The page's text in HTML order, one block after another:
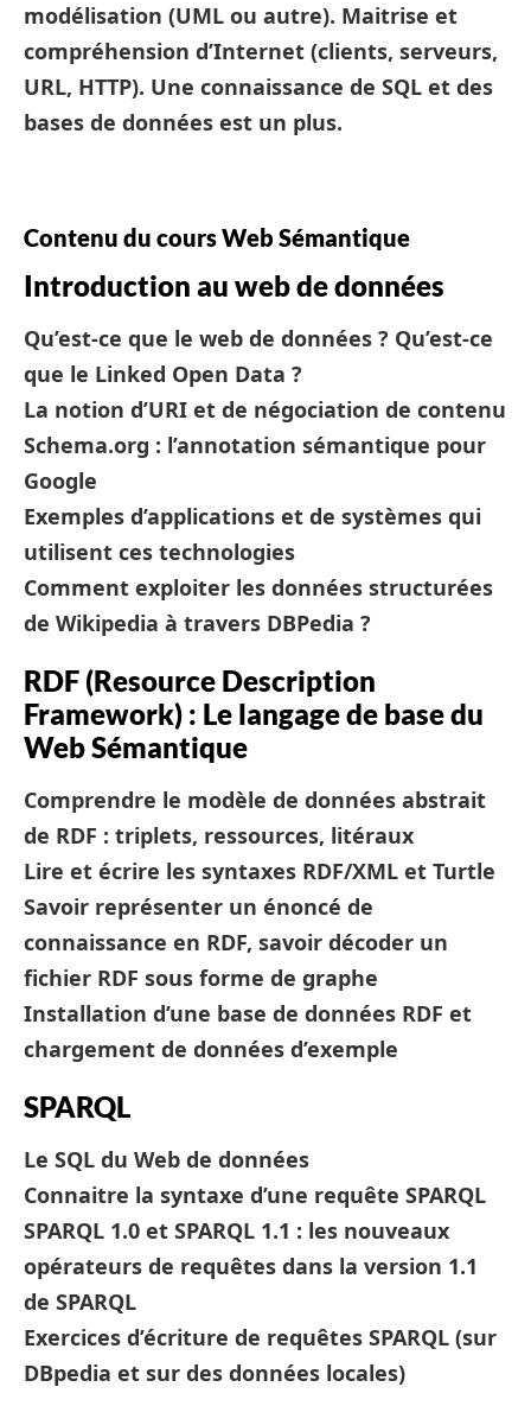
modélisation (UML ou autre). Maitrise et
compréhension d’Internet (clients, serveurs,
URL, HTTP). Une connaissance de SQL et des
bases de données est un plus.
Contenu du cours Web Sémantique
Introduction au web de données
Qu’est-ce que le web de données ? Qu’est-ce
que le Linked Open Data ?
La notion d’URI et de négociation de contenu
Schema.org : l’annotation sémantique pour
Google
Exemples d’applications et de systèmes qui
utilisent ces technologies
Comment exploiter les données structurées
de Wikipedia à travers DBPedia ?
RDF (Resource Description
Framework) : Le langage de base du
Web Sémantique
Comprendre le modèle de données abstrait
de RDF : triplets, ressources, litéraux
Lire et écrire les syntaxes RDF/XML et Turtle
Savoir représenter un énoncé de
connaissance en RDF, savoir décoder un
fichier RDF sous forme de graphe
Installation d’une base de données RDF et
chargement de données d’exemple
SPARQL
Le SQL du Web de données
Connaitre la syntaxe d’une requête SPARQL
SPARQL 1.0 et SPARQL 1.1 : les nouveaux
opérateurs de requêtes dans la version 1.1
de SPARQL
Exercices d’écriture de requêtes SPARQL (sur
DBpedia et sur des données locales)